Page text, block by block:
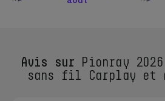
Avis sur Pionray
sans fil Carplay et